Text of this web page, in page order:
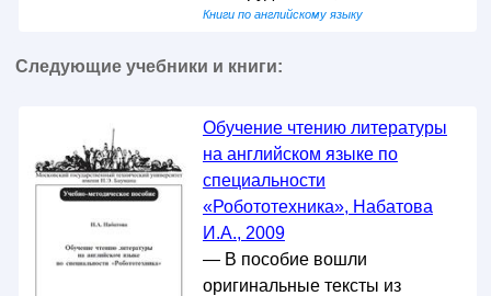
Книги по английскому языку
Следующие учебники и книги:
Обучение чтению литературы
на английском языке по
специальности
«Робототехника», Набатова
И.А., 2009
— В пособие вошли
оригинальные тексты из